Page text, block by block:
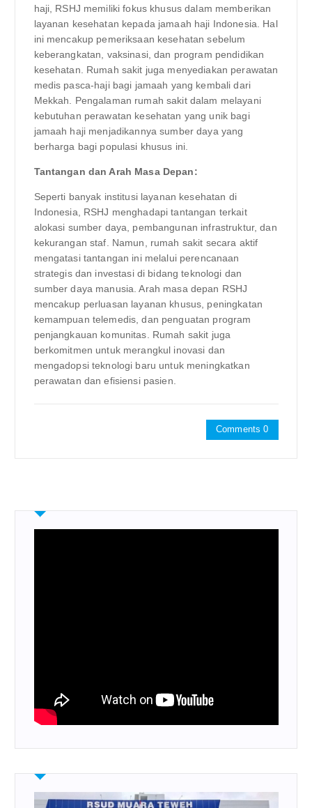
haji, RSHJ memiliki fokus khusus dalam memberikan
layanan kesehatan kepada jamaah haji Indonesia. Hal
ini mencakup pemeriksaan kesehatan sebelum
keberangkatan, vaksinasi, dan program pendidikan
kesehatan. Rumah sakit juga menyediakan perawatan
medis pasca-haji bagi jamaah yang kembali dari
Mekkah. Pengalaman rumah sakit dalam melayani
kebutuhan perawatan kesehatan yang unik bagi
jamaah haji menjadikannya sumber daya yang
berharga bagi populasi khusus ini.
Tantangan dan Arah Masa Depan:
Seperti banyak institusi layanan kesehatan di
Indonesia, RSHJ menghadapi tantangan terkait
alokasi sumber daya, pembangunan infrastruktur, dan
kekurangan staf. Namun, rumah sakit secara aktif
mengatasi tantangan ini melalui perencanaan
strategis dan investasi di bidang teknologi dan
sumber daya manusia. Arah masa depan RSHJ
mencakup perluasan layanan khusus, peningkatan
kemampuan telemedis, dan penguatan program
penjangkauan komunitas. Rumah sakit juga
berkomitmen untuk merangkul inovasi dan
mengadopsi teknologi baru untuk meningkatkan
perawatan dan efisiensi pasien.
Comments 0